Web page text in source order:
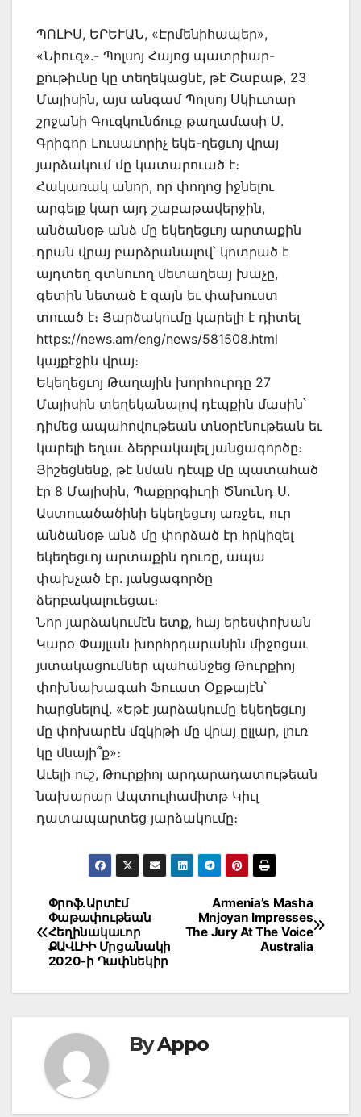
ՊՈԼԻՍ, ԵՐԵՒԱՆ, «Էրմենիհապեր»,
«Նիուզ».- Պոլսոյ Հայոց պատրիար-
քութիւնը կը տեղեկացնէ, թէ Շաբաթ, 23
Մայիսին, այս անգամ Պոլսոյ Սկիւտար
շրջանի Գուզկունճուք թաղամասի Ս.
Գրիգոր Լուսաւորիչ եկե-ղեցւոյ վրայ
յարձակում մը կատարուած է։
Հակառակ անոր, որ փողոց իջնելու
արգելք կար այդ շաբաթավերջին,
անծանօթ անձ մը եկեղեցւոյ արտաքին
դրան վրայ բարձրանալով՝ կոտրած է
այդտեղ գտնուող մետաղեայ խաչը,
գետին նետած է զայն եւ փախուստ
տուած է։ Յարձակումը կարելի է դիտել
https://news.am/eng/news/581508.html
կայքէջին վրայ։
Եկեղեցւոյ Թաղային խորհուրդը 27
Մայիսին տեղեկանալով դէպքին մասին՝
դիմեց ապահովութեան տնօրէնութեան եւ
կարելի եղաւ ձերբակալել յանցագործը։
Յիշեցնենք, թէ նման դէպք մը պատահած
էր 8 Մայիսին, Պաքըրգիւղի Ծնունդ Ս.
Աստուածածինի եկեղեցւոյ առջեւ, ուր
անծանօթ անձ մը փորձած էր հրկիզել
եկեղեցւոյ արտաքին դուռը, ապա
փախչած էր. յանցագործը
ձերբակալուեցաւ։
Նոր յարձակումէն ետք, հայ երեսփոխան
Կարօ Փայլան խորհրդարանին միջոցաւ
յստակացումներ պահանջեց Թուրքիոյ
փոխնախագահ Ֆուատ Օքթայէն՝
հարցնելով. «Եթէ յարձակումը եկեղեցւոյ
մը փոխարէն մզկիթի մը վրայ ըլլար, լուռ
կը մնայի՞ք»։
Աւելի ուշ, Թուրքիոյ արդարադատութեան
նախարար Ապտուլհամիտթ Կիւլ
դատապարտեց յարձակումը։
Post
navigation
Armenia’s Masha
Mnjoyan Impresses
The Jury At The Voice
Australia
Փրոֆ.Արտէմ
Փաթափութեան
Հեղինակաւոր
ՔԱՎԼԻԻ Մրցանակի
2020-ի Դափնեկիր
ByAppo